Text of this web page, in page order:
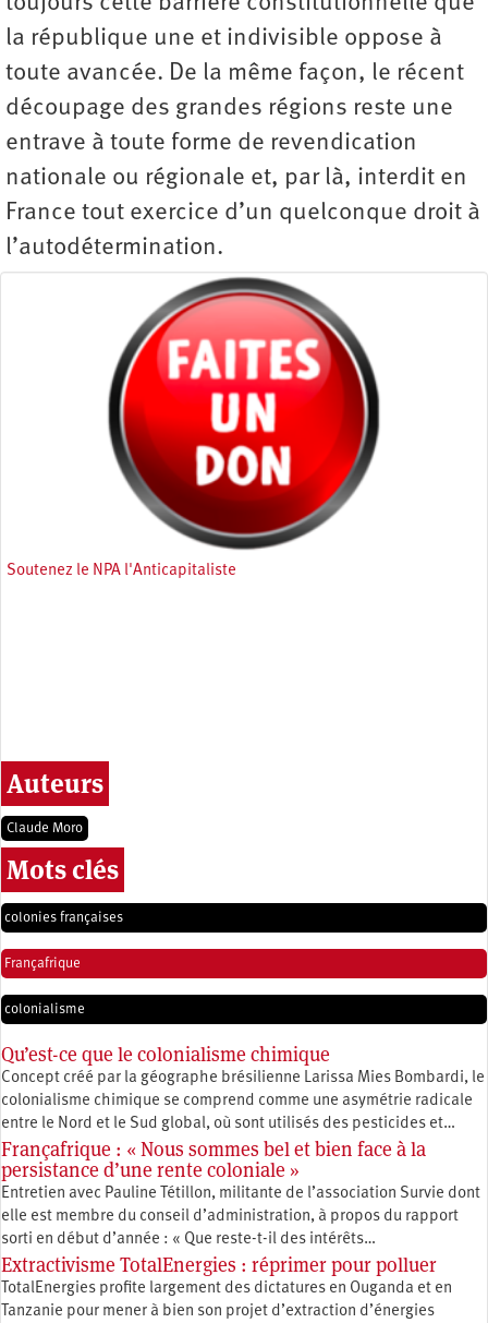
la république une et indivisible oppose à
toute avancée. De la même façon, le récent
découpage des grandes régions reste une
entrave à toute forme de revendication
nationale ou régionale et, par là, interdit en
France tout exercice d’un quelconque droit à
l’autodétermination.
Soutenez le NPA l'Anticapitaliste
Auteurs
Claude Moro
Mots clés
colonies françaises
Françafrique
colonialisme
Qu’est-ce que le colonialisme chimique
Concept créé par la géographe brésilienne Larissa Mies Bombardi, le
colonialisme chimique se comprend comme une asymétrie radicale
entre le Nord et le Sud global, où sont utilisés des pesticides et…
Françafrique : « Nous sommes bel et bien face à la
persistance d’une rente coloniale »
Entretien avec Pauline Tétillon, militante de l’association Survie dont
elle est membre du conseil d’administration, à propos du rapport
sorti en début d’année : « Que reste-t-il des intérêts…
Extractivisme TotalEnergies : réprimer pour polluer
TotalEnergies profite largement des dictatures en Ouganda et en
Tanzanie pour mener à bien son projet d’extraction d’énergies